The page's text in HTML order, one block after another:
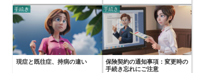
手続き
現症と既往症、持病の違い
手続き
保険契約の通知事項：変更時の
手続き忘れにご注意